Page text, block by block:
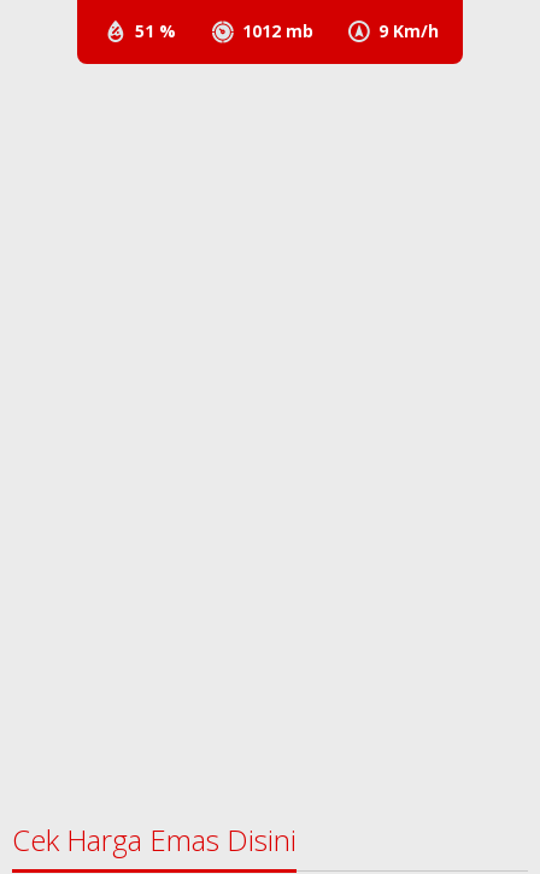
51 % 1012 mb 9 Km/h
Cek Harga Emas Disini